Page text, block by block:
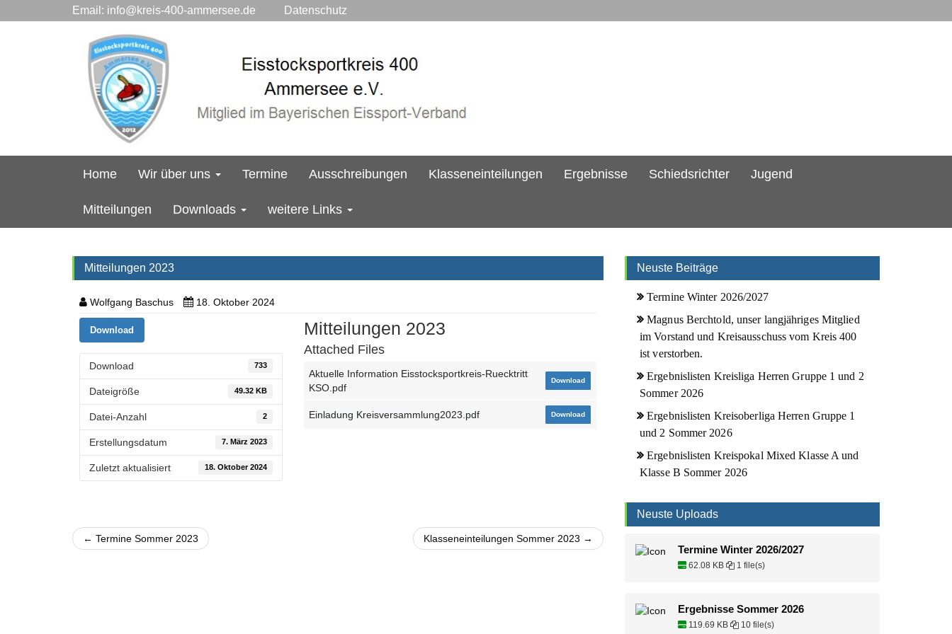
Email: info@kreis-400-ammersee.de Datenschutz
Home Wir über uns Termine Ausschreibungen Klasseneinteilungen Ergebnisse Schiedsrichter Jugend
Mitteilungen Downloads weitere Links
Mitteilungen 2023
Wolfgang Baschus 18. Oktober 2024
Download
Download 733
Dateigröße 49.32 KB
Datei-Anzahl 2
Erstellungsdatum 7. März 2023
Zuletzt aktualisiert 18. Oktober 2024
Mitteilungen 2023
Attached Files
Aktuelle Information Eisstocksportkreis-Ruecktritt
KSO.pdf
Download
Einladung Kreisversammlung2023.pdf Download
← Termine Sommer 2023 Klasseneinteilungen Sommer 2023 →
Neuste Beiträge
Termine Winter 2026/2027
Magnus Berchtold, unser langjähriges Mitglied
im Vorstand und Kreisausschuss vom Kreis 400
ist verstorben.
Ergebnislisten Kreisliga Herren Gruppe 1 und 2
Sommer 2026
Ergebnislisten Kreisoberliga Herren Gruppe 1
und 2 Sommer 2026
Ergebnislisten Kreispokal Mixed Klasse A und
Klasse B Sommer 2026
Neuste Uploads
Termine Winter 2026/2027
62.08 KB 1 file(s)
Ergebnisse Sommer 2026
119.69 KB 10 file(s)